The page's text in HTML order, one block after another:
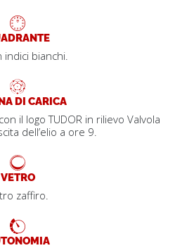
indici bianchi.
DI CARICA
il logo TUDOR in rilievo Valvola
dell’elio a ore 9.
VETRO
zaffiro.